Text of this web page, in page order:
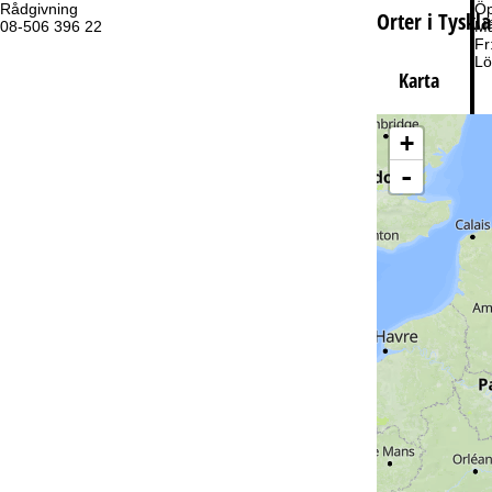
Rådgivning
08-506 396 22
Fr:
Orter i
Karta
+
-